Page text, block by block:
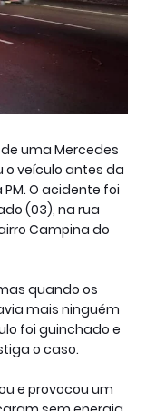
uma Mercedes
veículo antes da
O acidente foi
(03), na rua
Campina do
quando os
mais ninguém
foi guinchado e
o caso.
e provocou um